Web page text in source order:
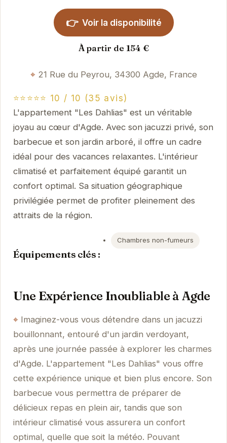
👉 Voir la disponibilité
À partir de 154 €
21 Rue du Peyrou, 34300 Agde, France
⭐⭐⭐⭐⭐ 10 / 10 (35 avis)
L'appartement "Les Dahlias" est un véritable
joyau au cœur d'Agde. Avec son jacuzzi privé, son
barbecue et son jardin arboré, il offre un cadre
idéal pour des vacances relaxantes. L'intérieur
climatisé et parfaitement équipé garantit un
confort optimal. Sa situation géographique
privilégiée permet de profiter pleinement des
attraits de la région.
Équipements clés :
Chambres non-fumeurs
Une Expérience Inoubliable à Agde
Imaginez-vous vous détendre dans un jacuzzi
bouillonnant, entouré d'un jardin verdoyant,
après une journée passée à explorer les charmes
d'Agde. L'appartement "Les Dahlias" vous offre
cette expérience unique et bien plus encore. Son
barbecue vous permettra de préparer de
délicieux repas en plein air, tandis que son
intérieur climatisé vous assurera un confort
optimal, quelle que soit la météo. Pouvant